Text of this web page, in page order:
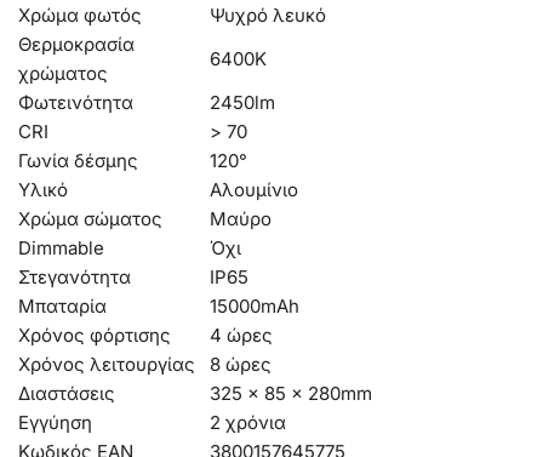
Χρώμα φωτός
Ψυχρό λευκό
Θερμοκρασία
χρώματος
6400K
Φωτεινότητα
2450lm
CRI
> 70
Γωνία δέσμης
120°
Υλικό
Αλουμίνιο
Χρώμα σώματος
Μαύρο
Dimmable
Όχι
Στεγανότητα
IP65
Μπαταρία
15000mAh
Χρόνος φόρτισης
4 ώρες
Χρόνος λειτουργίας
8 ώρες
Διαστάσεις
325 x 85 x 280mm
Εγγύηση
2 χρόνια
Κωδικός EAN
3800157645775